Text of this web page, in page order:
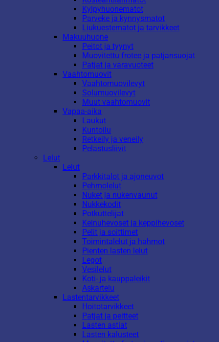
Kylpyhuonematot
Parveke ja kynnysmatot
Liukuestematot ja tarvikkeet
Makuuhuone
Peitot ja tyynyt
Muovitettu frotee ja patjansuojat
Patjat ja varavuoteet
Vaahtomuovit
Vaahtomuovilevyt
Solumuovilevyt
Muut vaahtomuovit
Vapaa-aika
Laukut
Kuntoilu
Retkeily ja veneily
Pelastusliivit
Lelut
Lelut
Parkkitalot ja ajoneuvot
Pehmolelut
Nuket ja nukenvaunut
Nukkekodit
Potkuttelijat
Keinuhevoset ja keppihevoset
Pelit ja soittimet
Toimintalelut ja hahmot
Pienten lasten lelut
Legot
Vesilelut
Koti- ja kauppaleikit
Askartelu
Lastentarvikkeet
Hoitotarvikkeet
Patjat ja peitteet
Lasten astiat
Lasten kalusteet